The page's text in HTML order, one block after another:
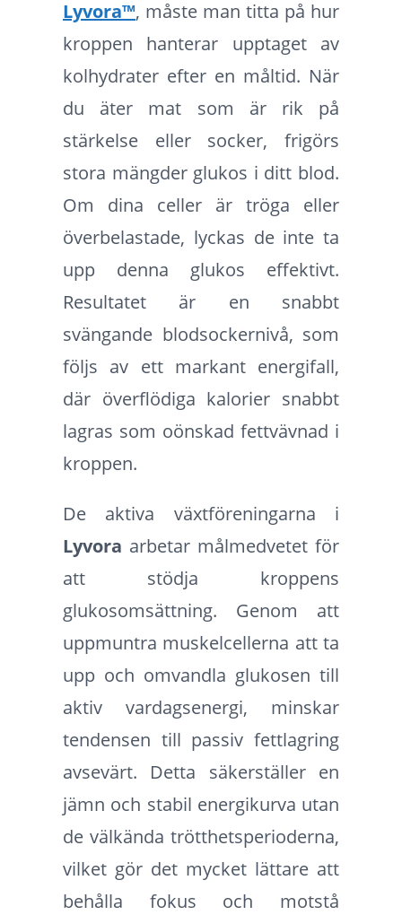
Lyvora™, måste man titta på hur
kroppen hanterar upptaget av
kolhydrater efter en måltid. När
du äter mat som är rik på
stärkelse eller socker, frigörs
stora mängder glukos i ditt blod.
Om dina celler är tröga eller
överbelastade, lyckas de inte ta
upp denna glukos effektivt.
Resultatet är en snabbt
svängande blodsockernivå, som
följs av ett markant energifall,
där överflödiga kalorier snabbt
lagras som oönskad fettvävnad i
kroppen.
De aktiva växtföreningarna i
Lyvora arbetar målmedvetet för
att stödja kroppens
glukosomsättning. Genom att
uppmuntra muskelcellerna att ta
upp och omvandla glukosen till
aktiv vardagsenergi, minskar
tendensen till passiv fettlagring
avsevärt. Detta säkerställer en
jämn och stabil energikurva utan
de välkända trötthetsperioderna,
vilket gör det mycket lättare att
behålla fokus och motstå